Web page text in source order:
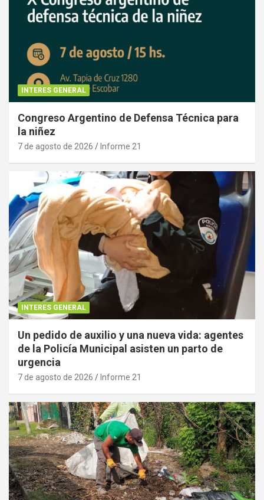
INTERES GENERAL
Congreso Argentino de Defensa Técnica para
la niñez
7 de agosto de 2026 Informe 21
INTERES GENERAL
Un pedido de auxilio y una nueva vida: agentes
de la Policía Municipal asisten un parto de
urgencia
7 de agosto de 2026 Informe 21